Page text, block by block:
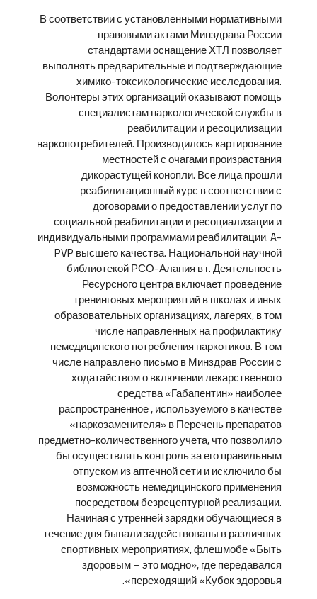
В соответствии с установленными нормативными
правовыми актами Минздрава России
стандартами оснащение ХТЛ позволяет
выполнять предварительные и подтверждающие
химико-токсикологические исследования.
Волонтеры этих организаций оказывают помощь
специалистам наркологической службы в
реабилитации и ресоцилизации
наркопотребителей. Производилось картирование
местностей с очагами произрастания
дикорастущей конопли. Все лица прошли
реабилитационный курс в соответствии с
договорами о предоставлении услуг по
социальной реабилитации и ресоциализации и
индивидуальными программами реабилитации. A-
PVP высшего качества. Национальной научной
библиотекой РСО-Алания в г. Деятельность
Ресурсного центра включает проведение
тренинговых мероприятий в школах и иных
образовательных организациях, лагерях, в том
числе направленных на профилактику
немедицинского потребления наркотиков. В том
числе направлено письмо в Минздрав России с
ходатайством о включении лекарственного
средства «Габапентин» наиболее
распространенное , используемого в качестве
«наркозаменителя» в Перечень препаратов
предметно-количественного учета, что позволило
бы осуществлять контроль за его правильным
отпуском из аптечной сети и исключило бы
возможность немедицинского применения
посредством безрецептурной реализации.
Начиная с утренней зарядки обучающиеся в
течение дня бывали задействованы в различных
спортивных мероприятиях, флешмобе «Быть
здоровым – это модно», где передавался
переходящий «Кубок здоровья».